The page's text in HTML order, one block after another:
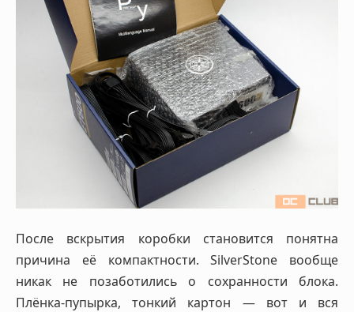
После вскрытия коробки становится понятна
причина её компактности. SilverStone вообще
никак не позаботились о сохранности блока.
Плёнка-пупырка, тонкий картон — вот и вся